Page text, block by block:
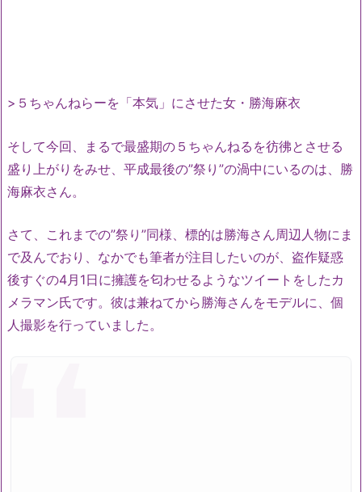
>５ちゃんねらーを「本気」にさせた女・勝海麻衣
そして今回、まるで最盛期の５ちゃんねるを彷彿とさせる
盛り上がりをみせ、平成最後の”祭り”の渦中にいるのは、勝
海麻衣さん。
さて、これまでの”祭り”同様、標的は勝海さん周辺人物にま
で及んでおり、なかでも筆者が注目したいのが、盗作疑惑
後すぐの4月1日に擁護を匂わせるようなツイートをしたカ
メラマン氏です。彼は兼ねてから勝海さんをモデルに、個
人撮影を行っていました。